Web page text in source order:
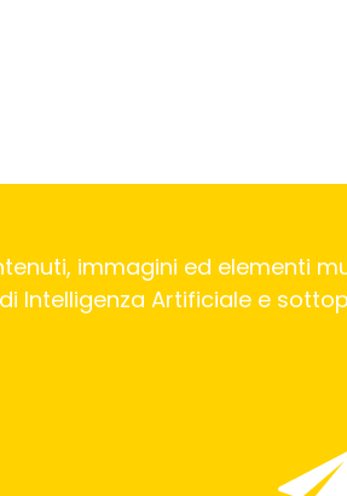
immagini ed elementi
Intelligenza Artificiale e